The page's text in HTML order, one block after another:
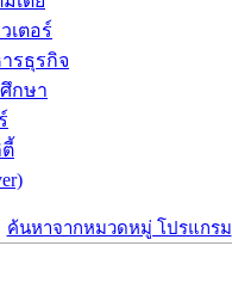
เตอร์
รธุรกิจ
กษา
ค้นหาจากหมวดหมู่ โปรแกรม